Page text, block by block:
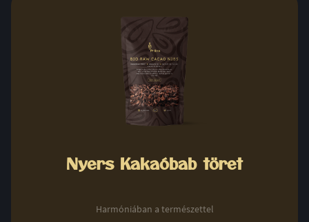
Nyers Kakaóbab töret
Harmóniában a természettel